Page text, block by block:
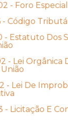
- Foro Especial
- Código
- Estatuto Dos
- Lei Orgânica
- Lei De
- Licitação E